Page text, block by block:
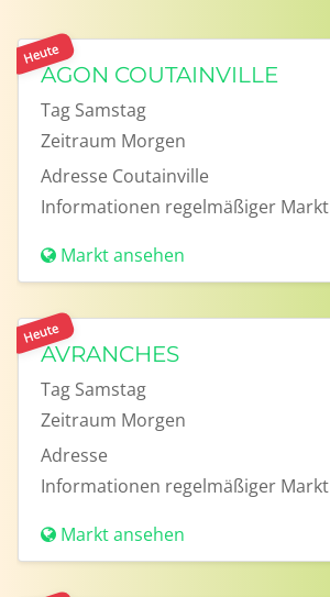
Heute
AGON COUTAINVILLE
Tag Samstag
Zeitraum Morgen
Adresse Coutainville
Informationen regelmäßiger Markt
Markt ansehen
Heute
AVRANCHES
Tag Samstag
Zeitraum Morgen
Adresse
Informationen regelmäßiger Markt
Markt ansehen